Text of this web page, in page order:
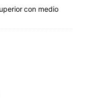
con medio